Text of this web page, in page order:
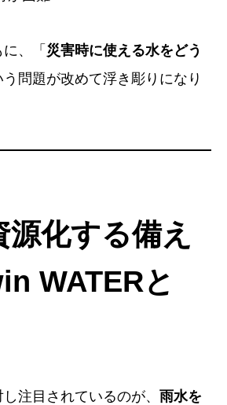
、「 災害時に使える水をどう
問題が改めて浮き彫りになり
源化する備え
WATERと
注目されているのが、 雨水を